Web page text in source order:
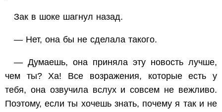
Зак в шоке шагнул назад.
— Нет, она бы не сделала такого.
— Думаешь, она приняла эту новость лучше,
чем ты? Ха! Все возражения, которые есть у
тебя, она озвучила вслух и совсем не вежливо.
Поэтому, если ты хочешь знать, почему я так и не